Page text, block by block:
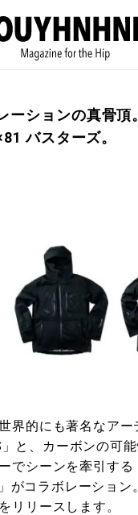
BLOG SNAP
ョン、カルチャー、ライフスタイル
図鑑 #フイナムの
#FOCUS IT #AH.H
#FASHION #MUSIC
#SNEAKER
ーションの真骨頂
バスターズ。
界的にも著名なアー
」と、カーボンの可
でシーンを牽引する
がコラボレーショ
リリースします。